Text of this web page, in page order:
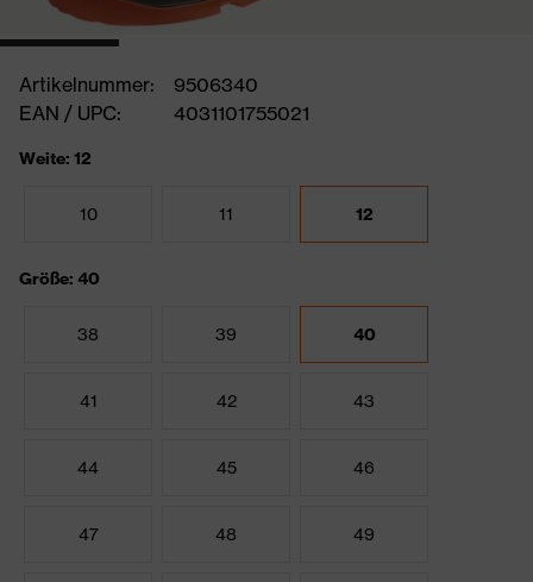
Artikelnummer:
9506340
EAN / UPC:
4031101755021
Weite: 12
10 11 12
Größe: 40
38 39 40
41 42 43
44 45 46
47 48 49